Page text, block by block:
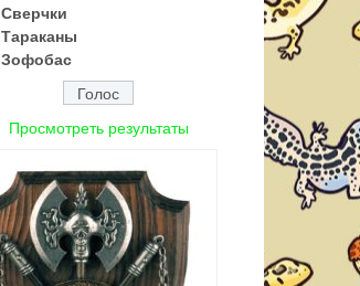
Сверчки
Тараканы
Зофобас
Просмотреть результаты